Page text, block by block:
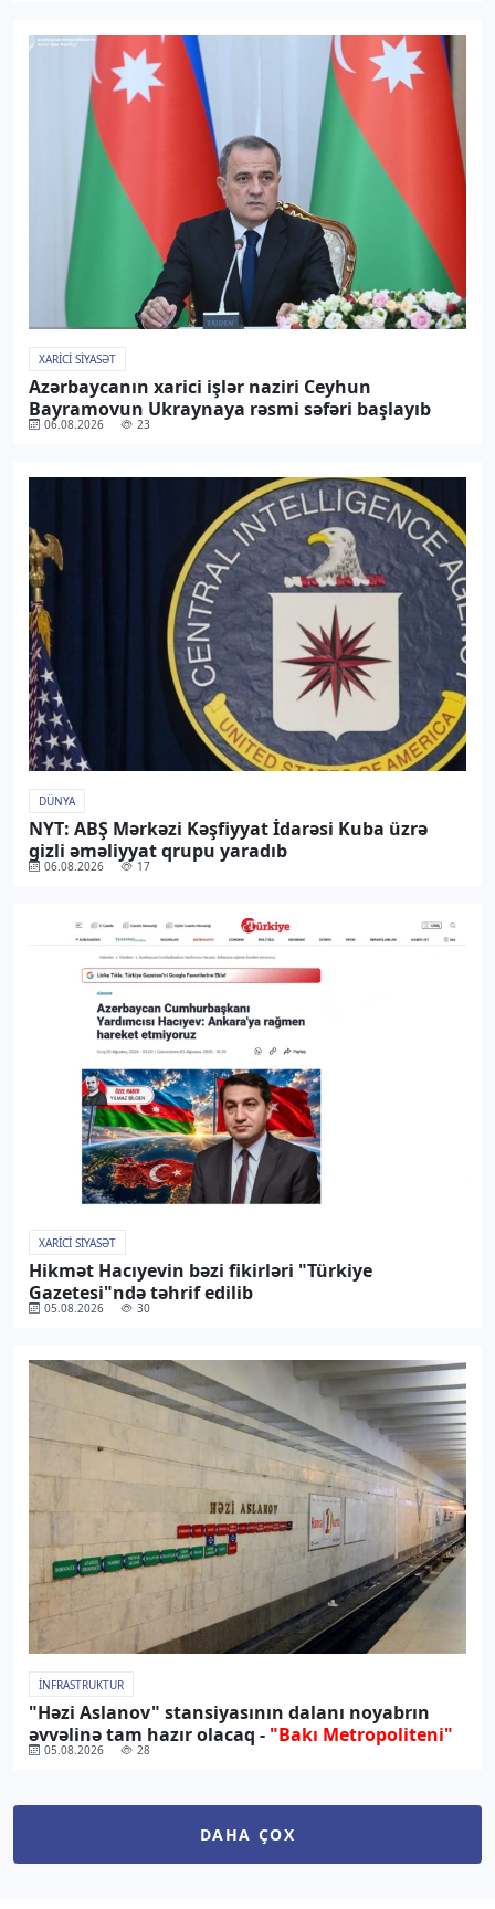
XARICI SIYASƏT
Azərbaycanın xarici işlər naziri Ceyhun
Bayramovun Ukraynaya rəsmi səfəri başlayıb
06.08.2026 23
DÜNYA
NYT: ABŞ Mərkəzi Kəşfiyyat İdarəsi Kuba üzrə
gizli əməliyyat qrupu yaradıb
06.08.2026 17
XARICI SIYASƏT
Hikmət Hacıyevin bəzi fikirləri "Türkiye
Gazetesi"ndə təhrif edilib
05.08.2026 30
İNFRASTRUKTUR
"Həzi Aslanov" stansiyasının dalanı noyabrın
əvvəlinə tam hazır olacaq - "Bakı Metropoliteni"
05.08.2026 28
DAHA ÇOX